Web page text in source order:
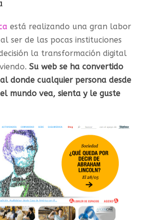
está realizando una gran labor
ser de las pocas instituciones
la transformación digital
Su web se ha convertido
donde cualquier persona desde
mundo vea, sienta y le guste